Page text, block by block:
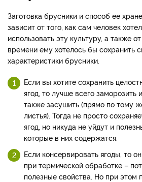
Заготовка брусники и способ ее
зависит от того, как сам человек
использовать эту культуру, а также
времени ему хотелось бы сохранить
характеристики брусники.
Если вы хотите сохранить
ягод, то лучше всего заморозить
также засушить (прямо по тому
листья). Тогда не просто
ягод, но никуда не уйдут и
которые в них содержатся.
Если консервировать ягоды, то
при термической обработке –
полезные свойства. Но при этом